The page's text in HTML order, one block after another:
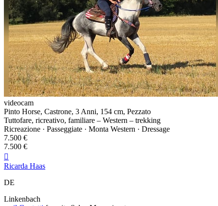
videocam
Pinto Horse, Castrone, 3 Anni, 154 cm, Pezzato
Tuttofare, ricreativo, familiare – Western – trekking
Ricreazione · Passeggiate · Monta Western · Dressage
7.500 €
7.500 €

Ricarda Haas
DE
Linkenbach